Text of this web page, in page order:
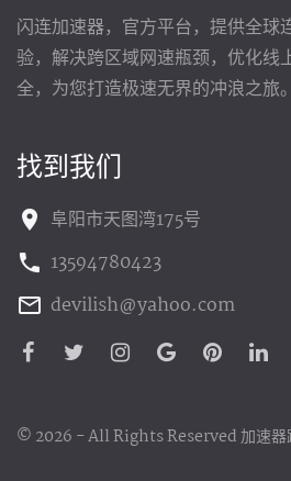
闪连加速器，官方平台，提供全球
验，解决跨区域网速瓶颈，优化线
全，为您打造极速无界的冲浪之旅。
找到我们
阜阳市天图湾175号
13594780423
devilish@yahoo.com
© 2026 - All Rights Reserved加速器